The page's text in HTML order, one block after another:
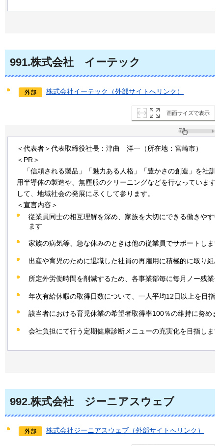
991.株式会社 イ ーテック
株式会社イーテック（外部サイトへリンク）
画面サイズで表示
＜代表者＞代表取締役社長：津曲 洋一（所在地：宮崎市）
＜PR＞
「信頼される製品」「魅力ある人格」「豊かさの創造」を社訓
用半導体の製造や、無塵服のクリーニングなどを行なっています
して、地域社会の発展に尽くして参ります。
＜宣言内容＞
従業員同士の相互理解を深め、家族を大切にできる働きやす
ます
家族の病気等、急な休みのときは他の従業員でサポートしま
出産や育児のために退職した社員の再雇用に積極的に取り組
所定外労働時間を削減するため、各事業部毎に毎月ノー残業
年次有給休暇の取得日数について、一人平均12日以上を目指
該当者における育児休業の希望者取得率100％の維持に努め
会社負担にて行う定期健康診断メニューの充実化を目指しま
992.株式会社 ジーニアスウェブ
株式会社ジーニアスウェブ（外部サイトへリンク）